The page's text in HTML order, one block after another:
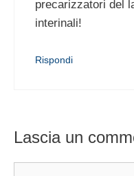
precarizzatori del
interinali!
Rispondi
Lascia un